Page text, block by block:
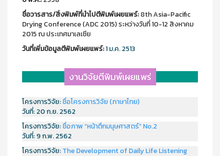
ชื่อวารสาร/สิ่งพิมพ์ที่นำไปตีพิมพ์เผยแพร์:8th Asia-Pacific
Drying Conference (ADC 2015) ระหว่างวันที่ 10-12 สิงหาคม
2015 ณ ประเทศมาเลเซีย
วันที่เพิ่มข้อมูลตีพิมพ์เผยแพร์:1 ม.ค. 2513
งานวิจัยตีพิมพ์เผยแพร่
โครงการวิจัย:ชื่อโครงการวิจัย (ภาษาไทย)
วันที่:20 ก.ย. 2562
โครงการวิจัย:ชื่อภาพ “หน้าตึกมนุษศาสตร์” No.2
วันที่:9 ก.พ. 2562
โครงการวิจัย:The Development of Daily Life Listening